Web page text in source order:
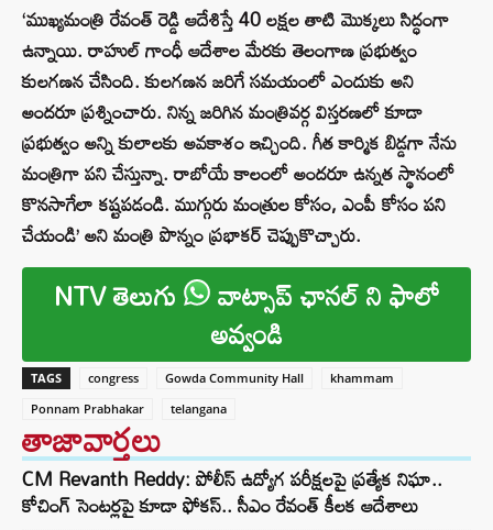
‘ముఖ్యమంత్రి రేవంత్ రెడ్డి ఆదేశిస్తే 40 లక్షల తాటి మొక్కలు సిద్ధంగా
ఉన్నాయి. రాహుల్ గాంధీ ఆదేశాల మేరకు తెలంగాణ ప్రభుత్వం
కులగణన చేసింది. కులగణన జరిగే సమయంలో ఎందుకు అని
అందరూ ప్రశ్నించారు. నిన్న జరిగిన మంత్రివర్గ విస్తరణలో కూడా
ప్రభుత్వం అన్ని కులాలకు అవకాశం ఇచ్చింది. గీత కార్మిక బిడ్డగా నేను
మంత్రిగా పని చేస్తున్నా. రాబోయే కాలంలో అందరూ ఉన్నత స్థానంలో
కొనసాగేలా కష్టపడండి. ముగ్గురు మంత్రుల కోసం, ఎంపీ కోసం పని
చేయండి’ అని మంత్రి పొన్నం ప్రభాకర్ చెప్పుకొచ్చారు.
NTV తెలుగు వాట్సాప్ ఛానల్ ని ఫాలో
అవ్వండి
TAGS congress Gowda Community Hall
khammam
Ponnam Prabhakar
telangana
తాజావార్తలు
CM Revanth Reddy: పోలీస్ ఉద్యోగ పరీక్షలపై ప్రత్యేక నిఘా..
కోచింగ్ సెంటర్లపై కూడా ఫోకస్.. సీఎం రేవంత్ కీలక ఆదేశాలు